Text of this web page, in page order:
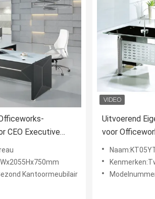
CEO Executive
Kantoormeubilair
Uitvoerend
voor
ODM